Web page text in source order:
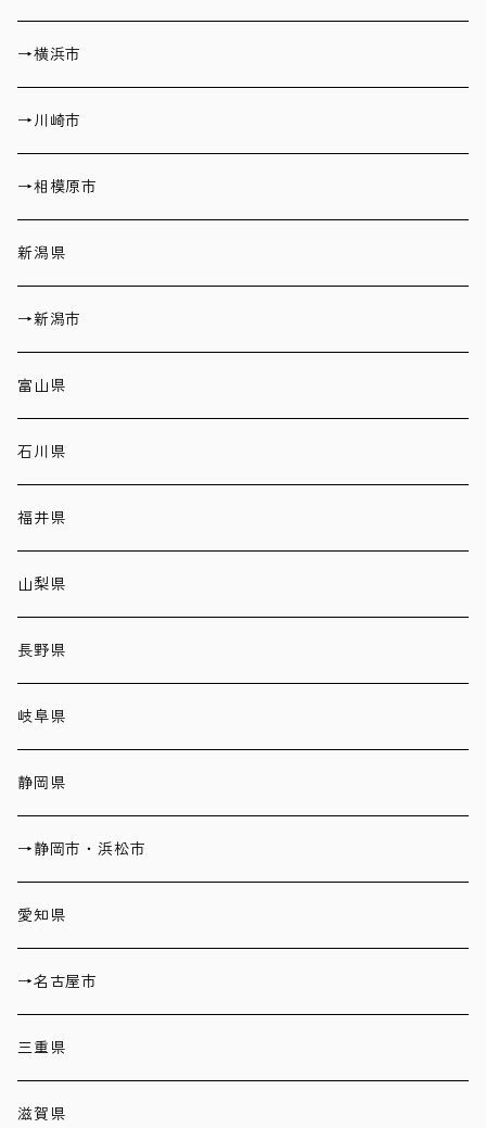
→横浜市
→川崎市
→相模原市
新潟県
→新潟市
富山県
石川県
福井県
山梨県
長野県
岐阜県
静岡県
→静岡市・浜松市
愛知県
→名古屋市
三重県
滋賀県